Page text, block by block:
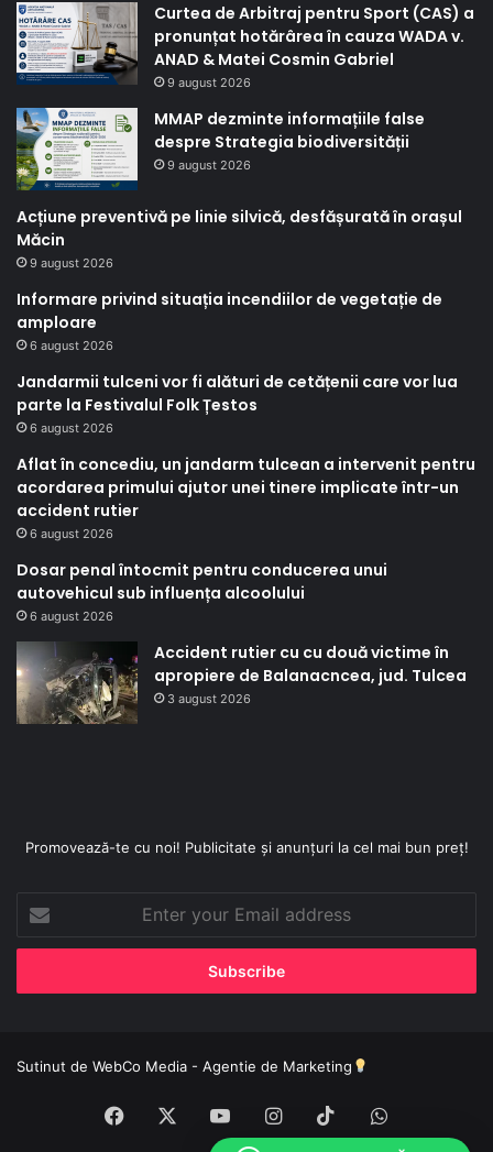
Curtea de Arbitraj pentru Sport (CAS) a
pronunțat hotărârea în cauza WADA v.
ANAD & Matei Cosmin Gabriel
9 august 2026
MMAP dezminte informațiile false
despre Strategia biodiversității
9 august 2026
Acțiune preventivă pe linie silvică, desfășurată în orașul
Măcin
9 august 2026
Informare privind situația incendiilor de vegetație de
amploare
6 august 2026
Jandarmii tulceni vor fi alături de cetățenii care vor lua
parte la Festivalul Folk Țestos
6 august 2026
Aflat în concediu, un jandarm tulcean a intervenit pentru
acordarea primului ajutor unei tinere implicate într-un
accident rutier
6 august 2026
Dosar penal întocmit pentru conducerea unui
autovehicul sub influența alcoolului
6 august 2026
Accident rutier cu cu două victime în
apropiere de Balanacncea, jud. Tulcea
3 august 2026
Promovează-te cu noi! Publicitate și anunțuri la cel mai bun preț!
your
Email
Sutinut de WebCo Media - Agentie de Marketing
Facebook YouTubeInstagram
TikTokWhatsApp